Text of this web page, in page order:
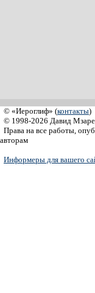
© «Иероглиф» (контакты)
© 1998-2026 Давид
Права на все работы,
авторам
Информеры для вашего